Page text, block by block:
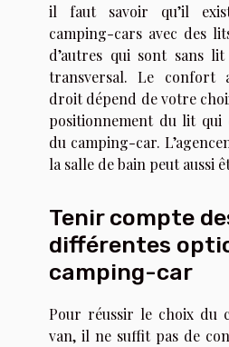
il faut savoir qu’il
camping-cars avec des
d’autres qui sont sans
transversal. Le confort
droit dépend de votre
positionnement du lit
du camping-car.
la salle de bain peut aussi
Tenir compte
différentes
camping-car
Pour réussir le choix du
van, il ne suffit pas de